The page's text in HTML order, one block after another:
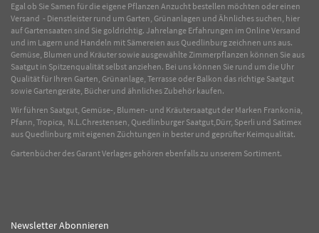
Egal ob Sie Samen für die eigene Pflanzen Anzucht bestellen möchten oder einen
Versand - Dienstleister rund um Garten, Grünanlagen und Ähnliches suchen, hier
auf Gartensaaten sind Sie goldrichtig. Jahrelange Erfahrungen im OnlineVersand
und im Lagern und Handeln mit Sämereien aus Quedlinburg zeichnen uns aus.
Gemüse, Blumen und Kräuter sowie ausgewählteZimmerpflanzen können Sie aus
Saatgut in Spitzenqualität selbst anziehen. Bei uns können Sie rund um die Uhr
Qualität für Ihren Garten, Grünanlage, Terrasse oder Balkon das richtige Saatgut
sowie Gartengeräte, Bücher und ähnliches Zubehör kaufen.
Wir führen Saatgut, Gemüse-, Blumen- und Kräutersaatgut der Marken Frankonia,
Pfann, Tropica, N.L.Chrestensen, Quedlinburger Saatgut,Dürr, Sperli und Satimex
aus Quedlinburg mit eigenen Züchtungen in bester und geprüfter Keimqualität.
Gartenbücher des Garant Verlages gehören ebenfalls zu unserem Sortiment.
Newsletter Abonnieren